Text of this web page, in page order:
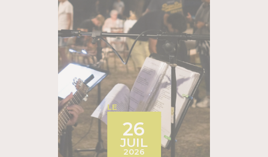
LE
26
JUIL
2026